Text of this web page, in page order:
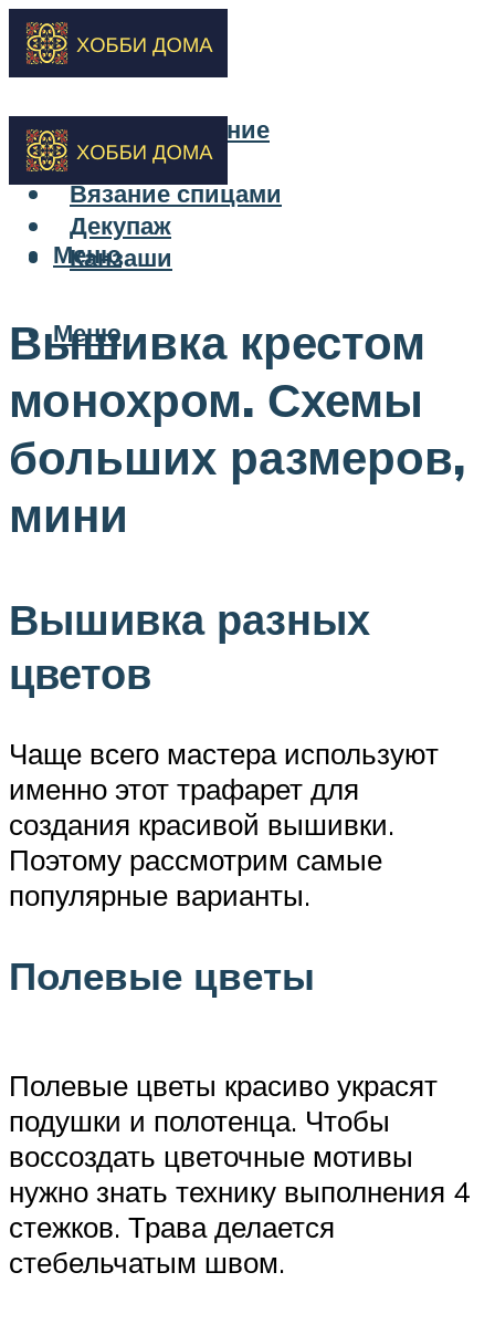
Бисероплетение
Вышивка
Вязание спицами
Декупаж
Канзаши
Меню
Меню
Вышивка крестом
монохром. Схемы
больших размеров,
мини
Вышивка разных
цветов
Чаще всего мастера используют
именно этот трафарет для
создания красивой вышивки.
Поэтому рассмотрим самые
популярные варианты.
Полевые цветы
Полевые цветы красиво украсят
подушки и полотенца. Чтобы
воссоздать цветочные мотивы
нужно знать технику выполнения 4
стежков. Трава делается
стебельчатым швом.